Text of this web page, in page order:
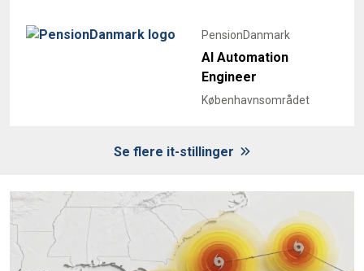
PensionDanmark
AI Automation
Engineer
Københavnsområdet
Se flere it-stillinger